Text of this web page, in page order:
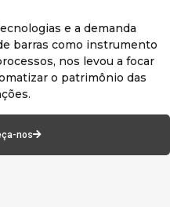
e a demanda
barras como instrumento
nos levou a focar
o patrimônio das
nos